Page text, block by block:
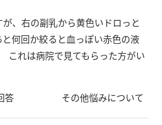
、右の副乳から黄色いドロっと
何回か絞ると血っぽい赤色の液
これは病院で見てもらった方がい
その他悩みについて
答